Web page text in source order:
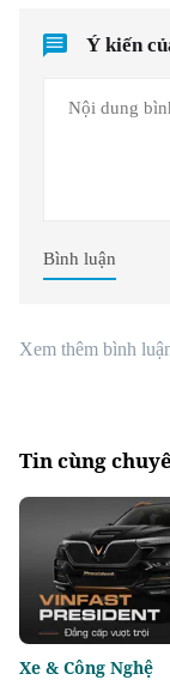
Ý kiến
Bình luận
Xem thêm bình
Tin cùng
Xe & Công Nghệ